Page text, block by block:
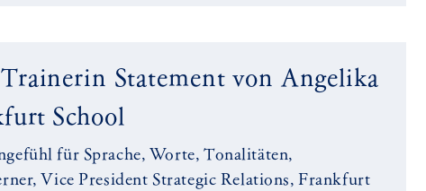
Statement von Angelika
School
für Sprache, Worte, Tonalitäten,
Vice President Strategic Relations, Frankfurt